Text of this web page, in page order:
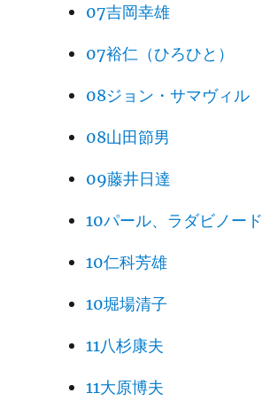
07吉岡幸雄
07裕仁（ひろひと）
08ジョン・サマヴィル
08山田節男
09藤井日達
10パール、ラダビノード
10仁科芳雄
10堀場清子
11八杉康夫
11大原博夫